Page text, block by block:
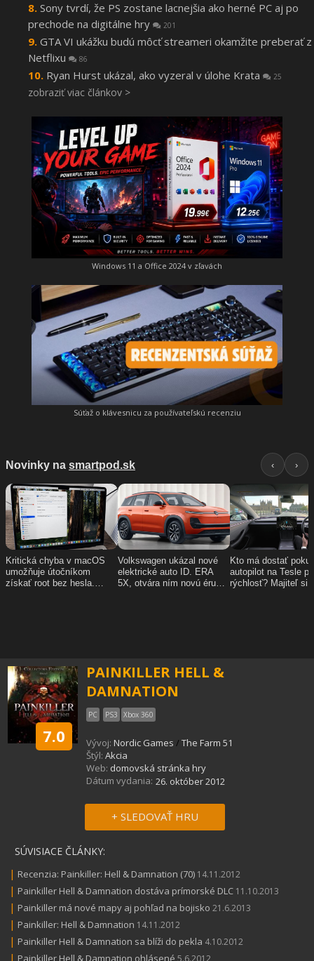
Sony tvrdí, že PS zostane lacnejšia ako herné PC aj po
prechode na digitálne hry
201
GTA VI ukážku budú môcť streameri okamžite preberať z
Netflixu
86
Ryan Hurst ukázal, ako vyzeral v úlohe Krata 25
zobraziť viac článkov >
Windows 11 a Office 2024 v zľavách
Súťaž o klávesnicu za používateľskú recenziu
7.0
PAINKILLER HELL &
DAMNATION
PC PS3 Xbox 360
Vývoj: Nordic Games / The Farm 51
Štýl: Akcia
Web: domovská stránka hry
Dátum vydania: 26. október 2012
+ SLEDOVAŤ HRU
SÚVISIACE ČLÁNKY:
| Recenzia: Painkiller: Hell & Damnation (70) 14.11.2012
| Painkiller Hell & Damnation dostáva prímorské DLC 11.10.2013
| Painkiller má nové mapy aj pohľad na bojisko 21.6.2013
| Painkiller: Hell & Damnation 14.11.2012
| Painkiller Hell & Damnation sa blíži do pekla 4.10.2012
| Painkiller Hell & Damnation ohlásené